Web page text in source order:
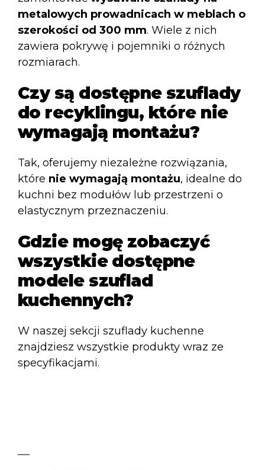
metalowych prowadnicach w meblach o
szerokości od 300 mm. Wiele z nich
zawiera pokrywę i pojemniki o różnych
rozmiarach.
Czy są dostępne szuflady
do recyklingu, które nie
wymagają montażu?
Tak, oferujemy niezależne rozwiązania,
które nie wymagają montażu, idealne do
kuchni bez modułów lub przestrzeni o
elastycznym przeznaczeniu.
Gdzie mogę zobaczyć
wszystkie dostępne
modele szuflad
kuchennych?
W naszej sekcji szuflady kuchenne
znajdziesz wszystkie produkty wraz ze
specyfikacjami.